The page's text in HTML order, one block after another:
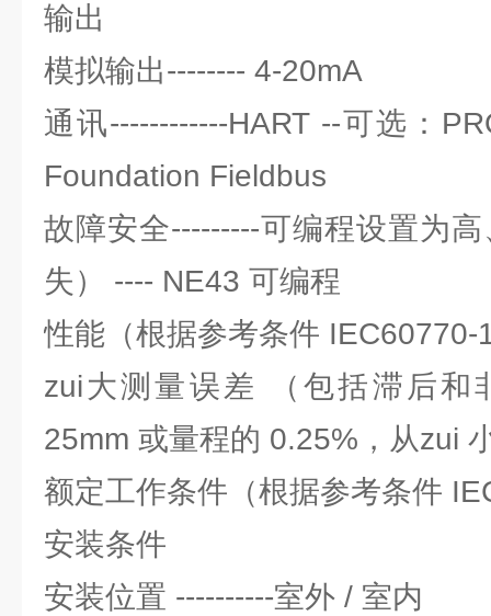
输出
模拟输出-------- 4-20mA
通讯------------HART --可选：
Foundation Fieldbus
故障安全---------可编程设置为
失） ---- NE43 可编程
性能（根据参考条件
zui大测量误差 （包括滞后和
25mm 或量程的 0.25%，从zui
额定工作条件（根据参考条件
安装条件
安装位置 ----------室外 / 室内